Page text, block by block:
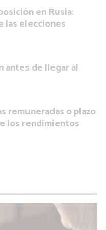
en Rusia:
las elecciones
antes de llegar al
remuneradas o plazo
los rendimientos